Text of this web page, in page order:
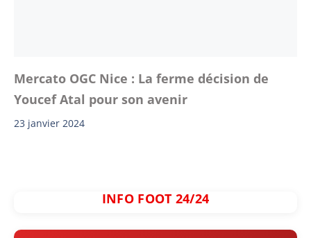
Mercato OGC Nice : La ferme décision de
Youcef Atal pour son avenir
23 janvier 2024
INFO FOOT 24/24